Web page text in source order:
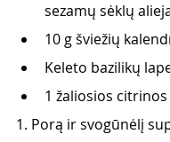
sezamų sėklų
10 g šviežių
Keleto bazilikų
1 žaliosios
1. Porą ir svogūnėlį